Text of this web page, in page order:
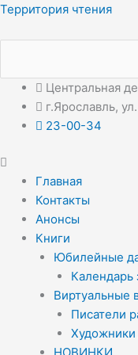
Перейти
Территория чтения
Центральная
г.Ярославль,
23-00-34
Меню
Главная
Контакты
Анонсы
Книги
Юбилейные
Календарь
Виртуальные
Писатели
Художники
Меню